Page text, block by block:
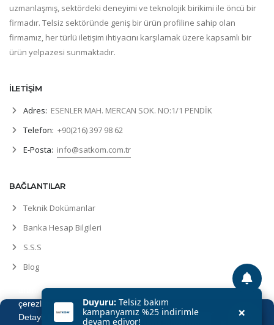
Duyuru: Telsiz bakım
kampanyamız %25 indirimle
devam ediyor!
×
uzmanlaşmış, sektördeki deneyimi ve teknolojik birikimi ile öncü bir
firmadır. Telsiz sektöründe geniş bir ürün profiline sahip olan
firmamız, her türlü iletişim ihtiyacını karşılamak üzere kapsamlı bir
ürün yelpazesi sunmaktadır.
İLETİŞİM
Adres: ESENLER MAH. MERCAN SOK. NO:1/1 PENDİK
Telefon: +90(216) 397 98 62
E-Posta: info@satkom.com.tr
BAĞLANTILAR
Teknik Dokümanlar
Banka Hesap Bilgileri
S.S.S
Blog
artırmak için sitemizde
çerezler kullanıyoruz.
Detaylı bilgi için
çerez ve